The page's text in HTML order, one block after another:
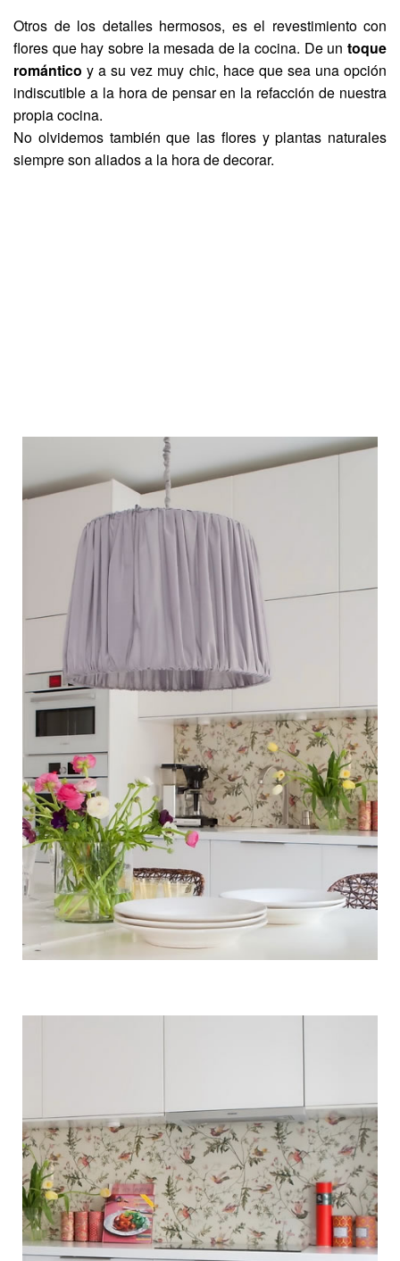
Otros de los detalles hermosos, es el revestimiento con
flores que hay sobre la mesada de la cocina. De un toque
romántico y a su vez muy chic, hace que sea una opción
indiscutible a la hora de pensar en la refacción de nuestra
propia cocina.
No olvidemos también que las flores y plantas naturales
siempre son aliados a la hora de decorar.